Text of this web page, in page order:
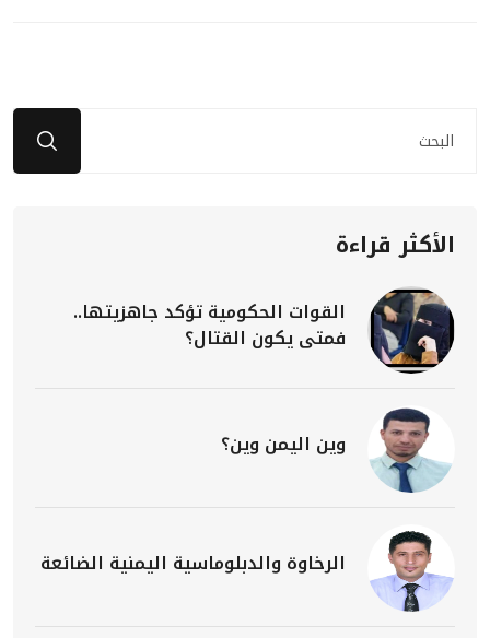
الأكثر قراءة
القوات الحكومية تؤكد جاهزيتها..
فمتى يكون القتال؟
وين اليمن وين؟
الرخاوة والدبلوماسية اليمنية الضائعة